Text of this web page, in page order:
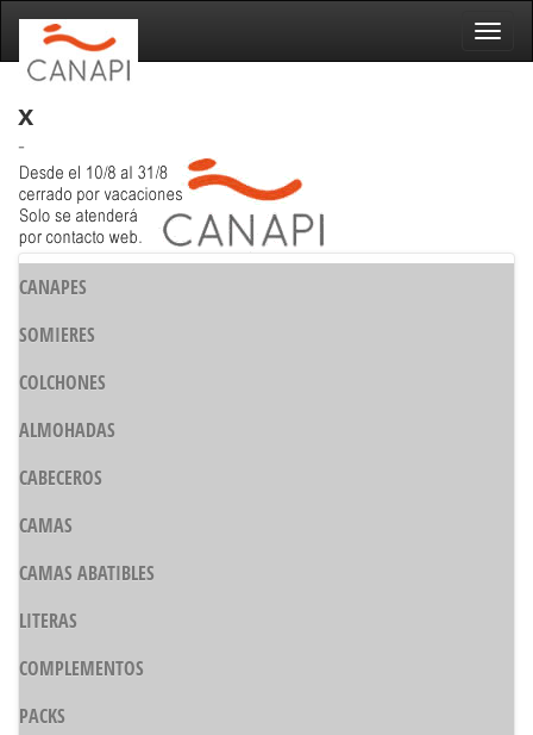
x
-
CANAPES
SOMIERES
COLCHONES
ALMOHADAS
CABECEROS
CAMAS
CAMAS ABATIBLES
LITERAS
COMPLEMENTOS
PACKS